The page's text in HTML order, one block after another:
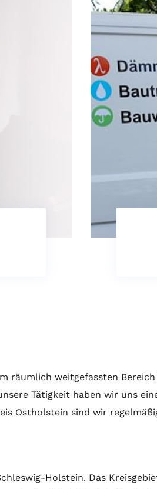
räumlich weitgefassten
Tätigkeit haben wir uns
Ostholstein sind wir
Holstein. Das